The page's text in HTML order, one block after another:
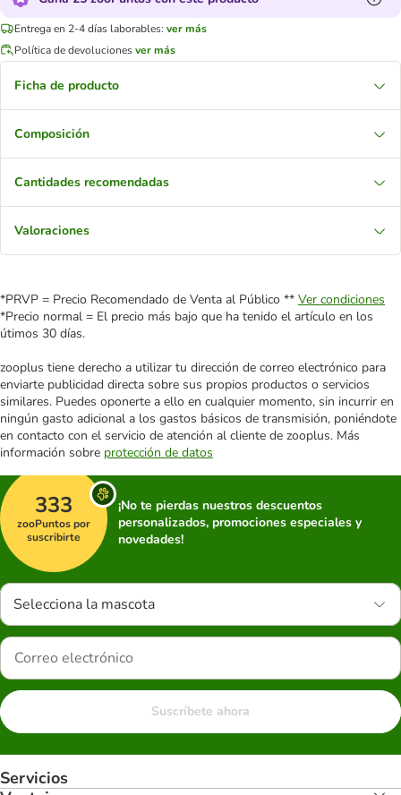
Entrega en 2-4 días laborables: ver más
Política de devolucionesver más
Ficha de producto
Composición
Cantidades recomendadas
Valoraciones
*PRVP = Precio Recomendado de Venta al Público ** Ver condiciones
*Precio normal = El precio más bajo que ha tenido el artículo en los
útimos 30 días.
zooplus tiene derecho a utilizar tu dirección de correo electrónico para
enviarte publicidad directa sobre sus propios productos o servicios
similares. Puedes oponerte a ello en cualquier momento, sin incurrir en
ningún gasto adicional a los gastos básicos de transmisión, poniéndote
en contacto con el servicio de atención al cliente de zooplus. Más
información sobre protección de datos
333
zooPuntos por
suscribirte
¡No te pierdas nuestros descuentos
personalizados, promociones especiales y
novedades!
Selecciona la mascota
Suscríbete ahora
Servicios